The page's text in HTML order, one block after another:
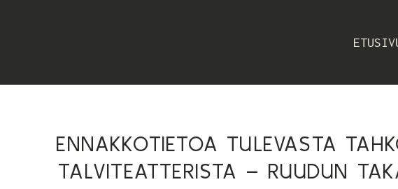
ENNAKKOTIETOA TULEVASTA
TALVITEATTERISTA – RUUDUN